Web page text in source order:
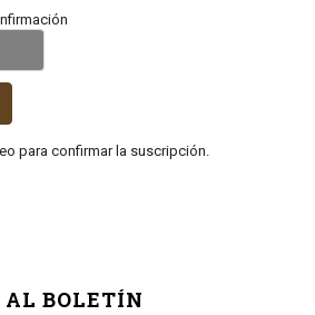
para confirmar la suscripción.
AL BOLETÍN